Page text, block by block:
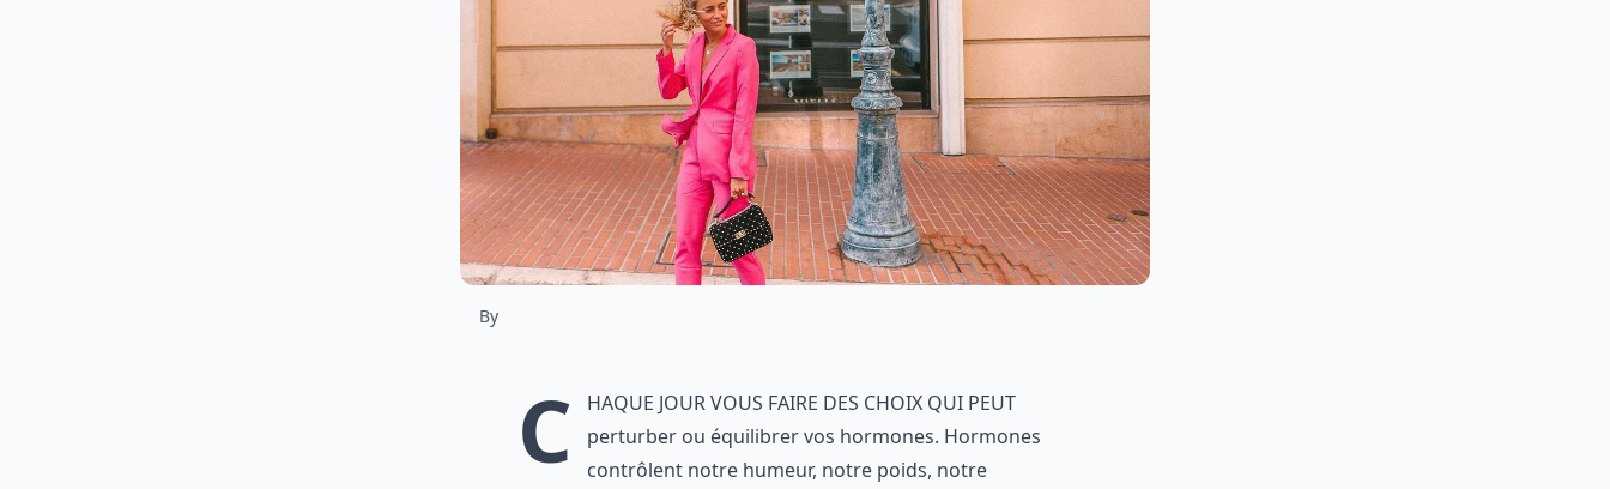
By
C
haque jour vous faire des choix qui peut
perturber ou équilibrer vos hormones. Hormones
contrôlent notre humeur, notre poids, notre